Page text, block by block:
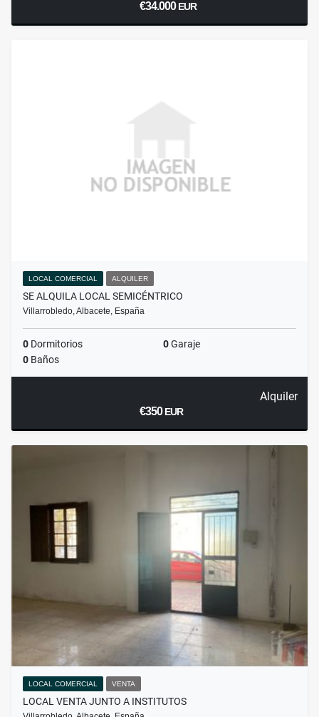
€34.000EUR
LOCAL COMERCIAL ALQUILER
SE ALQUILA LOCAL SEMICÉNTRICO
Villarrobledo, Albacete, España
0 Dormitorios 0Garaje
0 Baños
Alquiler
€350EUR
LOCAL COMERCIAL VENTA
LOCAL VENTA JUNTO A INSTITUTOS